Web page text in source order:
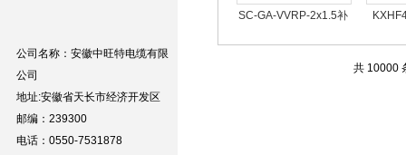
公司名称：安徽中旺特电缆有限
公司
地址:安徽省天长市经济开发区
邮编：239300
电话：0550-7531878
SC-GA-VVRP-2x1.5补
共 10000